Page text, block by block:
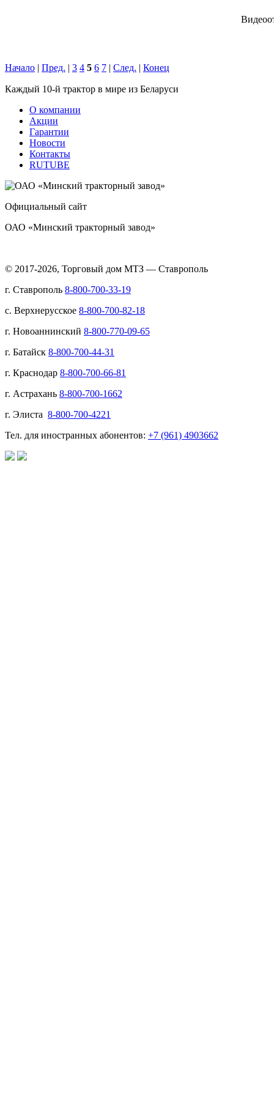
Начало | Пред. | 3 4 5 6 7 | След. | Конец
Каждый 10-й трактор в мире из Беларуси
О компании
Акции
Гарантии
Новости
Контакты
RUTUBE
Официальный сайт
ОАО «Минский тракторный завод»
© 2017-2026, Торговый дом МТЗ — Ставрополь
г. Ставрополь 8-800-700-33-19
с. Верхнерусское 8-800-700-82-18
г. Новоаннинский 8-800-770-09-65
г. Батайск 8-800-700-44-31
г. Краснодар 8-800-700-66-81
г. Астрахань 8-800-700-1662
г. Элиста 8-800-700-4221
Тел. для иностранных абонентов: +7 (961) 4903662